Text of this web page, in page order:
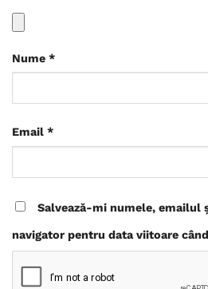
Nume *
Email *
Salvează-mi numele, emailul
navigator pentru data viitoare